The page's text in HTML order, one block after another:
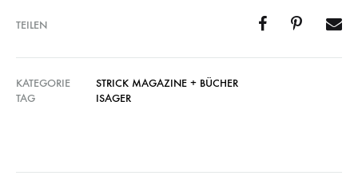
TEILEN
KATEGORIE
STRICK MAGAZINE + BÜCHER
TAG
ISAGER